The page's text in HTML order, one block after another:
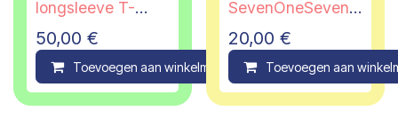
longsleeve T-
shirt, GYMP, 12
jaar
50,00 €
Toevoegen aan winkelmandje Compare
SevenOneSeven,
14 jaar
20,00 €
Toevoegen aan